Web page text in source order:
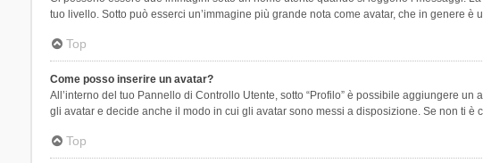
tuo livello. Sotto può esserci un’immagine più grande nota come avatar, che in genere è
Top
Come posso inserire un avatar?
All’interno del tuo Pannello di Controllo Utente, sotto “Profilo” è possibile aggiungere
gli avatar e decide anche il modo in cui gli avatar sono messi a disposizione. Se non ti
Top